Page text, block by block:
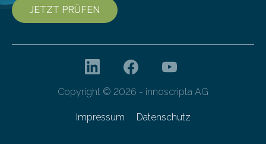
JETZT PRÜFEN
Copyright © 2026 - innoscripta AG
Impressum Datenschutz